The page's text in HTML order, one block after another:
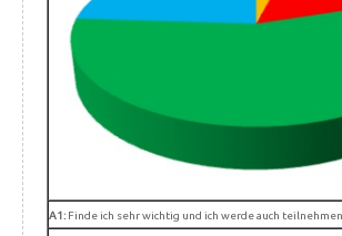
A1:Finde ich sehr wichtig und ich werde auch teilnehmen.